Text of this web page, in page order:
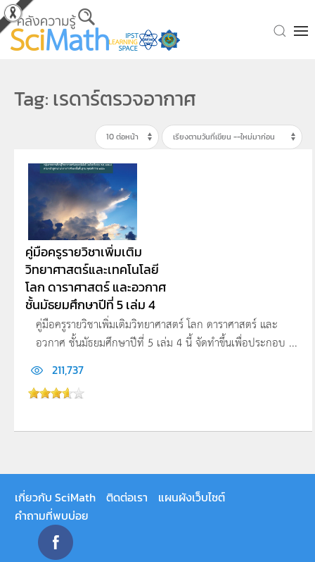
Skip to main content
Tag: เรดาร์ตรวจอากาศ
คู่มือครูรายวิชาเพิ่มเติม
วิทยาศาสตร์และเทคโนโลยี
โลก ดาราศาสตร์ และอวกาศ
ชั้นมัธยมศึกษาปีที่ 5 เล่ม 4
คู่มือครูรายวิชาเพิ่มเติมวิทยาศาสตร์ โลก ดาราศาสตร์ และ
อวกาศ ชั้นมัธยมศึกษาปีที่ 5 เล่ม 4 นี้ จัดทำขึ้นเพื่อประกอบ ...
211,737
เกี่ยวกับ SciMath ติดต่อเรา
แผนผังเว็บไซต์
คำถามที่พบบ่อย